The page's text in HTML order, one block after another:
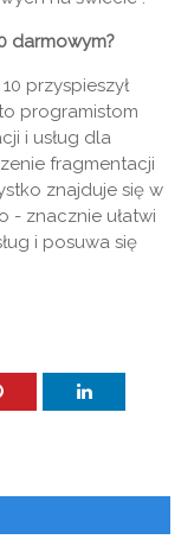
darmowym?
przyspieszył
programistom
i usług dla
fragmentacji
znajduje się w
- znacznie ułatwi
i posuwa się